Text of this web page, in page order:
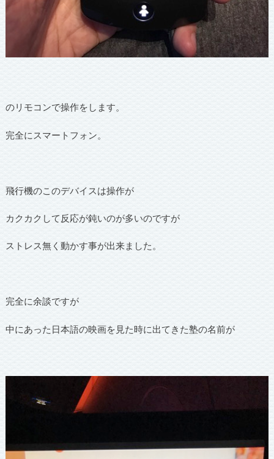
のリモコンで操作をします。
完全にスマートフォン。
飛行機のこのデバイスは操作が
カクカクして反応が鈍いのが多いのですが
ストレス無く動かす事が出来ました。
完全に余談ですが
中にあった日本語の映画を見た時に出てきた塾の名前が